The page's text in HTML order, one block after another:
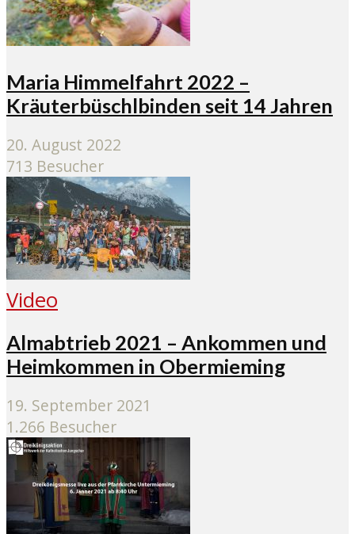
Maria Himmelfahrt 2022 –
Kräuterbüschlbinden seit 14 Jahren
20. August 2022
713 Besucher
Video
Almabtrieb 2021 – Ankommen und
Heimkommen in Obermieming
19. September 2021
1.266 Besucher